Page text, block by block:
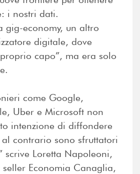
i nostri dati.
gig-economy, un altro
digitale, dove
capo”, ma era solo
come Google,
Uber e Microsoft non
intenzione di diffondere
contrario sono sfruttatori
scrive Loretta Napoleoni,
seller Economia Canaglia,